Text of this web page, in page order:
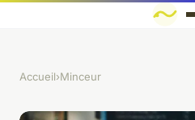
Accueil›Minceur